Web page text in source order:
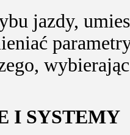
jazdy,
I SYSTEMY